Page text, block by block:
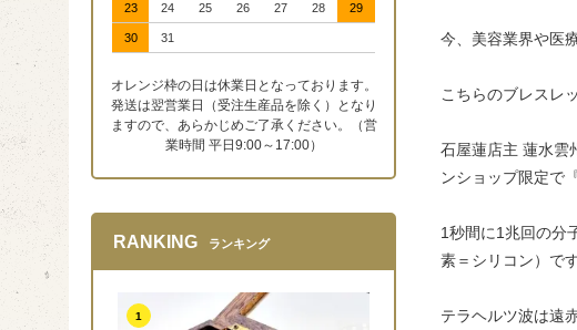
今、美容業界や医
こちらのブレスレ
石屋蓮店主 蓮水雲
ンショップ限定で
1秒間に1兆回の分
素＝シリコン）です
テラヘルツ波は遠
23 24 25 26 27 28 29
30 31
オレンジ枠の日は休業日となっております。
発送は翌営業日（受注生産品を除く）となり
ますので、あらかじめご了承ください。（営
業時間 平日9:00～17:00）
RANKING ランキング
1